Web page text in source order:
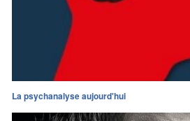
La psychanalyse aujourd'hui